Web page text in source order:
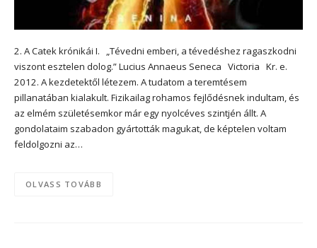
2. A Catek krónikái I. „Tévedni emberi, a tévedéshez ragaszkodni
viszont esztelen dolog.” Lucius Annaeus Seneca Victoria Kr. e.
2012. A kezdetektől létezem. A tudatom a teremtésem
pillanatában kialakult. Fizikailag rohamos fejlődésnek indultam, és
az elmém születésemkor már egy nyolcéves szintjén állt. A
gondolataim szabadon gyártották magukat, de képtelen voltam
feldolgozni az…
OLVASS TOVÁBB